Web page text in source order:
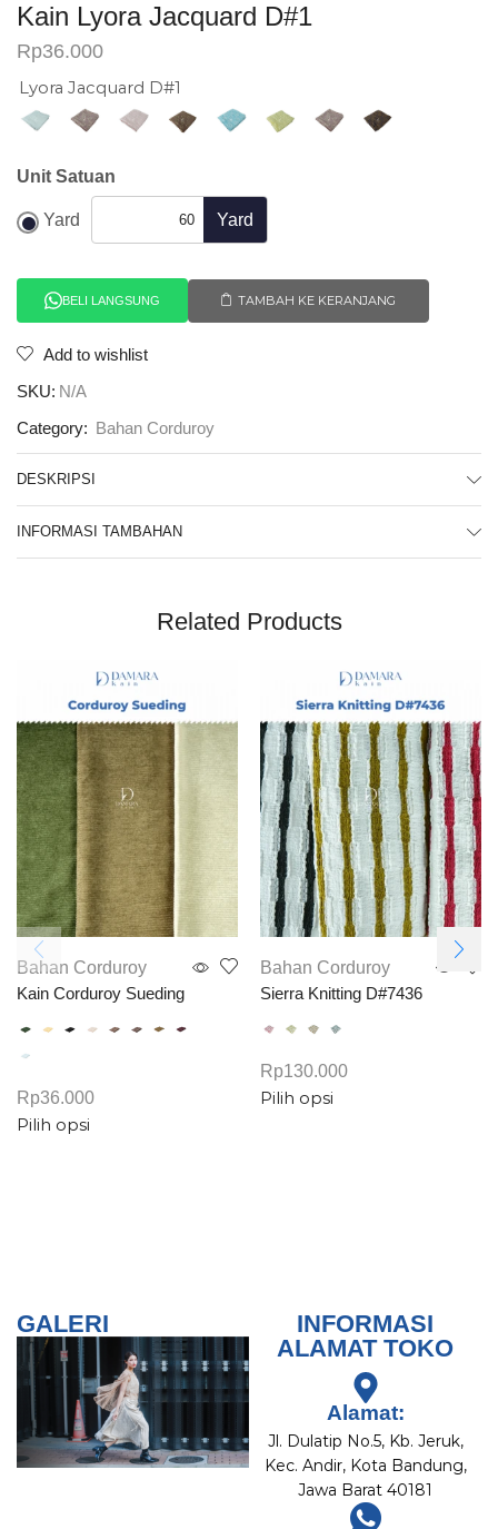
Kain Lyora Jacquard D#1
Rp36.000
Lyora Jacquard D#1
Unit Satuan
Yard Yard
TAMBAH KE KERANJANG
BELI LANGSUNG
Add to wishlist
SKU: N/A
Category: Bahan Corduroy
DESKRIPSI
INFORMASI TAMBAHAN
Related Products
Bahan Corduroy
Kain Corduroy Sueding
Rp36.000
Pilih opsi
Bahan Corduroy
Sierra Knitting D#7436
Rp130.000
Pilih opsi
GALERI
INFORMASI
ALAMAT TOKO
Alamat:
Jl. Dulatip No.5, Kb. Jeruk,
Kec. Andir, Kota Bandung,
Jawa Barat 40181